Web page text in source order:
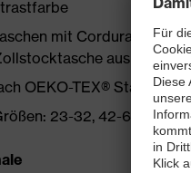
mit Cordura
aus
OEKO-TEX® Standard
23-32, 42-66, 90-110